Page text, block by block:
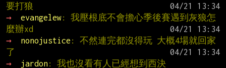
要打狼
→
evangelew: 我壓根底不會擔心季後賽遇到灰狼怎
麼辦xd
→
nonojustice : 不然連完都沒得玩 大概4場就回家
了
→
jardon: 我也沒看有人已經想到西決